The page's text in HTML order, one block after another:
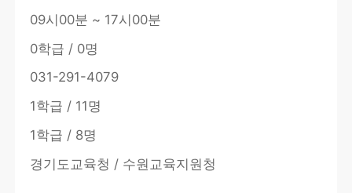
09시00분 ~ 17시00분
0학급 / 0명
031-291-4079
1학급 / 11명
1학급 / 8명
경기도교육청 / 수원교육지원청